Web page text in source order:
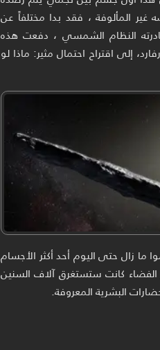
المألوفة ، فقد بدا مختلفاً عن
النظام الشمسي ، دفعت هذه
إلى اقتراح احتمال مثير: ماذا لو
ما زال حتى اليوم أحد أكثر الأجسام
الفضاء كانت ستستغرق آلاف السنين
البشرية المعروفة.